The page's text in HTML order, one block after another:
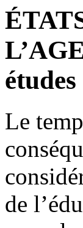
Le
de